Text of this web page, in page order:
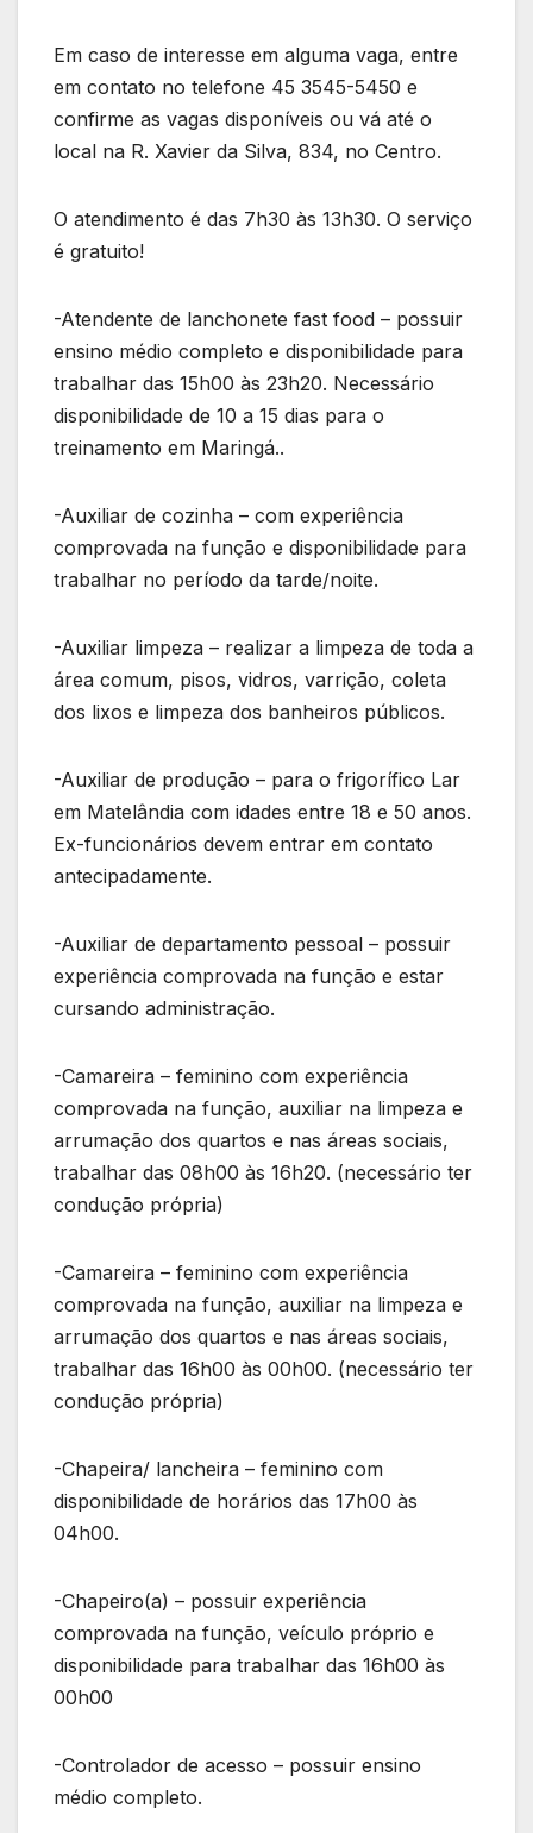
Em caso de interesse em alguma vaga, entre
em contato no telefone 45 3545-5450 e
confirme as vagas disponíveis ou vá até o
local na R. Xavier da Silva, 834, no Centro.
O atendimento é das 7h30 às 13h30. O serviço
é gratuito!
-Atendente de lanchonete fast food – possuir
ensino médio completo e disponibilidade para
trabalhar das 15h00 às 23h20. Necessário
disponibilidade de 10 a 15 dias para o
treinamento em Maringá..
-Auxiliar de cozinha – com experiência
comprovada na função e disponibilidade para
trabalhar no período da tarde/noite.
-Auxiliar limpeza – realizar a limpeza de toda a
área comum, pisos, vidros, varrição, coleta
dos lixos e limpeza dos banheiros públicos.
-Auxiliar de produção – para o frigorífico Lar
em Matelândia com idades entre 18 e 50 anos.
Ex-funcionários devem entrar em contato
antecipadamente.
-Auxiliar de departamento pessoal – possuir
experiência comprovada na função e estar
cursando administração.
-Camareira – feminino com experiência
comprovada na função, auxiliar na limpeza e
arrumação dos quartos e nas áreas sociais,
trabalhar das 08h00 às 16h20. (necessário ter
condução própria)
-Camareira – feminino com experiência
comprovada na função, auxiliar na limpeza e
arrumação dos quartos e nas áreas sociais,
trabalhar das 16h00 às 00h00. (necessário ter
condução própria)
-Chapeira/ lancheira – feminino com
disponibilidade de horários das 17h00 às
04h00.
-Chapeiro(a) – possuir experiência
comprovada na função, veículo próprio e
disponibilidade para trabalhar das 16h00 às
00h00
-Controlador de acesso – possuir ensino
médio completo.